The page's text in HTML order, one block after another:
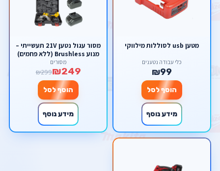
מטען usb לסוללות מילווקי
כלי עבודה נטענים
₪99
הוסף לסל
מידע נוסף
מסור עגול נטען 21V תעשייתי –
מנוע Brushless (ללא פחמים)
כולל ערכה מלאה במזוודה
קשיחה Scorpion
מסורים
₪249
₪299
הוסף לסל
מידע נוסף